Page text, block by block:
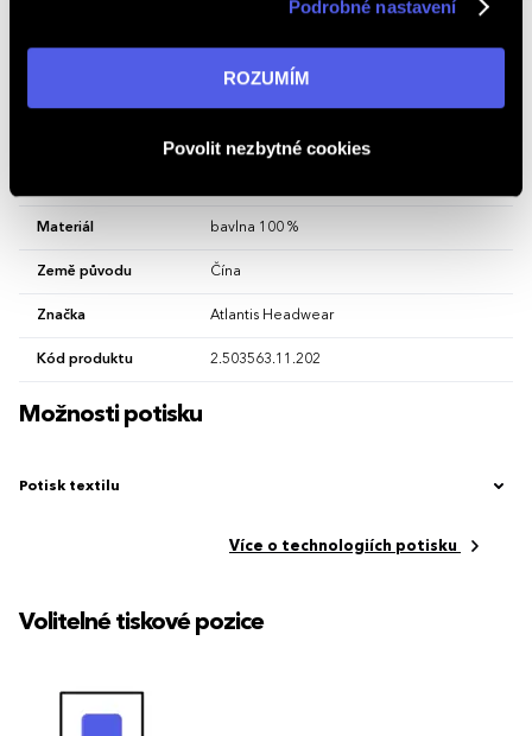
v reklamní síti na ostatních webech. Kliknutím na tlačítko
informací navštivte naši stránkuzásadách ochrany
Podrobné nastavení
ROZUMÍM
Povolit nezbytné cookies
Popis
Bandana šátek, štítek TearAway, rozměry: 53x53cm
Materiál bavlna 100 %
Země původu Čína
Značka Atlantis Headwear
Kód produktu 2.503563.11.202
Možnosti potisku
Potisk textilu
Více o technologiích potisku
Volitelné tiskové pozice